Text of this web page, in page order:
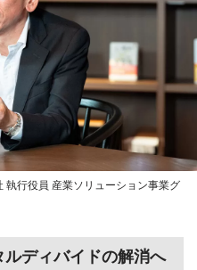
執行役員 産業ソリューション事業グ
ディバイドの解消へ